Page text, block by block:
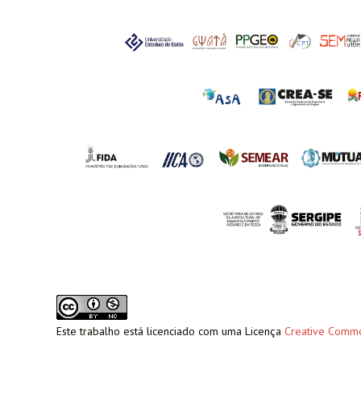
Este trabalho está licenciado com uma Licença Creative